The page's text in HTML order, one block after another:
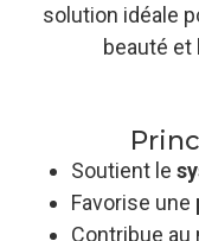
solution idéale
beauté et
Soutient le
Favorise une
Contribue au